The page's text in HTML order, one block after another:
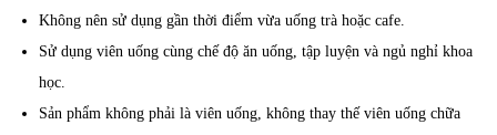
Không nên sử dụng gần thời điểm vừa uống trà hoặc cafe.
Sử dụng viên uống cùng chế độ ăn uống, tập luyện và ngủ nghỉ khoa
học.
Sản phẩm không phải là viên uống, không thay thế viên uống chữa